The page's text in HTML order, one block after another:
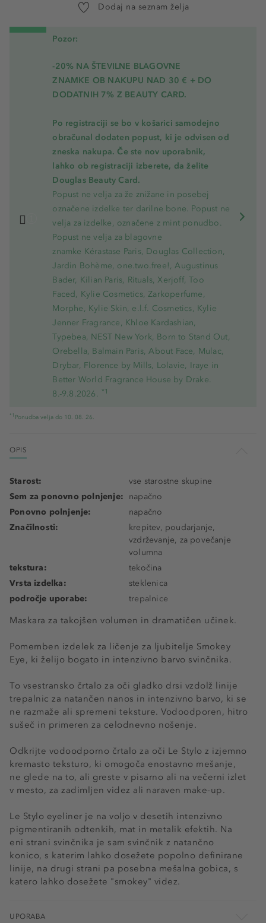
Dodaj na seznam želja
Pozor:
-20% NA ŠTEVILNE BLAGOVNE
ZNAMKE OB NAKUPU NAD 30 € + DO
DODATNIH 7% Z BEAUTY CARD.
Po registraciji se bo v košarici samodejno
obračunal dodaten popust, ki je odvisen od
zneska nakupa. Če ste nov uporabnik,
lahko ob registraciji izberete, da želite
Douglas Beauty Card.
Popust ne velja za že znižane in posebej
označene izdelke ter darilne bone. Popust ne
velja za izdelke, označene z mint ponudbo.
Popust ne velja za blagovne
znamke Kérastase Paris, Douglas Collection,
Jardin Bohème, one.two.free!, Augustinus
Bader, Kilian Paris, Rituals, Xerjoff, Too
Faced, Kylie Cosmetics, Zarkoperfume,
Morphe, Kylie Skin, e.l.f. Cosmetics, Kylie
Jenner Fragrance, Khloe Kardashian,
Typebea, NEST New York, Born to Stand Out,
Orebella, Balmain Paris, About Face, Mulac,
Drybar, Florence by Mills, Lolavie, Iraye in
Better World Fragrance House by Drake.
8.-9.8.2026. *1
*1 Ponudba velja do 10. 08. 26.
OPIS
Maskara za takojšen volumen in dramatičen učinek.
Pomemben izdelek za ličenje za ljubitelje Smokey
Eye, ki želijo bogato in intenzivno barvo svinčnika.
To vsestransko črtalo za oči gladko drsi vzdolž linije
trepalnic za natančen nanos in intenzivno barvo, ki se
ne razmaže ali spremeni teksture. Vodoodporen, hitro
sušeč in primeren za celodnevno nošenje.
Odkrijte vodoodporno črtalo za oči Le Stylo z izjemno
kremasto teksturo, ki omogoča enostavno mešanje,
ne glede na to, ali greste v pisarno ali na večerni izlet
v mesto, za zadimljen videz ali naraven make-up.
Le Stylo eyeliner je na voljo v desetih intenzivno
pigmentiranih odtenkih, mat in metalik efektih. Na
eni strani svinčnika je sam svinčnik z natančno
konico, s katerim lahko dosežete popolno definirane
linije, na drugi strani pa posebna mešalna gobica, s
katero lahko dosežete "smokey" videz.
Starost:
vse starostne skupine
Sem za ponovno polnjenje:
napačno
Ponovno polnjenje:
napačno
Značilnosti:
krepitev, poudarjanje,
vzdrževanje, za povečanje
volumna
tekstura:
tekočina
Vrsta izdelka:
steklenica
področje uporabe:
trepalnice
UPORABA